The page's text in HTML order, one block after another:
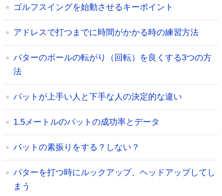
ゴルフスイングを始動させるキーポイント
アドレスで打つまでに時間がかかる時の練習方法
パターのボールの転がり（回転）を良くする3つの方
法
パットが上手い人と下手な人の決定的な違い
1.5メートルのパットの成功率とデータ
パットの素振りをする？しない？
パターを打つ時にルックアップ、ヘッドアップしてし
まう